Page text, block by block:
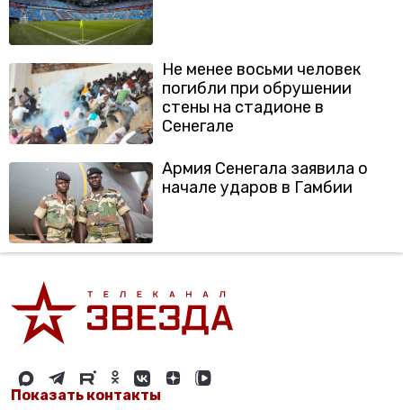
Не менее восьми человек
погибли при обрушении
стены на стадионе в
Сенегале
Армия Сенегала заявила о
начале ударов в Гамбии
Показать контакты